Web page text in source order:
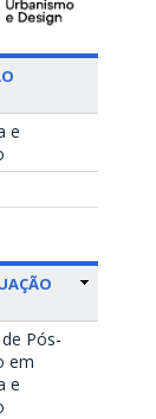
e
Pós-
em
e